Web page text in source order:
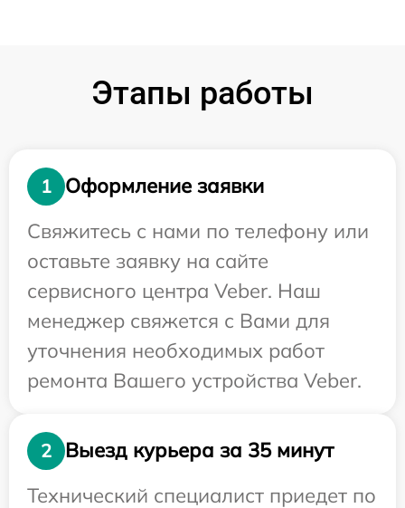
Этапы работы
1
Оформление заявки
Свяжитесь с нами по телефону или
оставьте заявку на сайте
сервисного центра Veber. Наш
менеджер свяжется с Вами для
уточнения необходимых работ
ремонта Вашего устройства Veber.
2
Выезд курьера за 35 минут
Технический специалист приедет по